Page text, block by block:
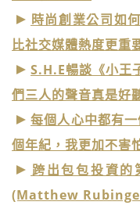
時尚創業公司如
比社交媒體熱度更重
S.H.E暢談《小王
們三人的聲音真是好
每個人心中都有
個年紀，我更加不害
跨出包包投資的
(Matthew